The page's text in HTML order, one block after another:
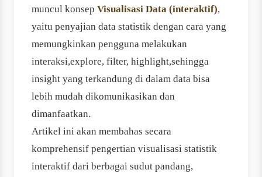
muncul konsep Visualisasi Data (interaktif),
yaitu penyajian data statistik dengan cara yang
memungkinkan pengguna melakukan
interaksi,explore, filter, highlight,sehingga
insight yang terkandung di dalam data bisa
lebih mudah dikomunikasikan dan
dimanfaatkan.
Artikel ini akan membahas secara
komprehensif pengertian visualisasi statistik
interaktif dari berbagai sudut pandang,